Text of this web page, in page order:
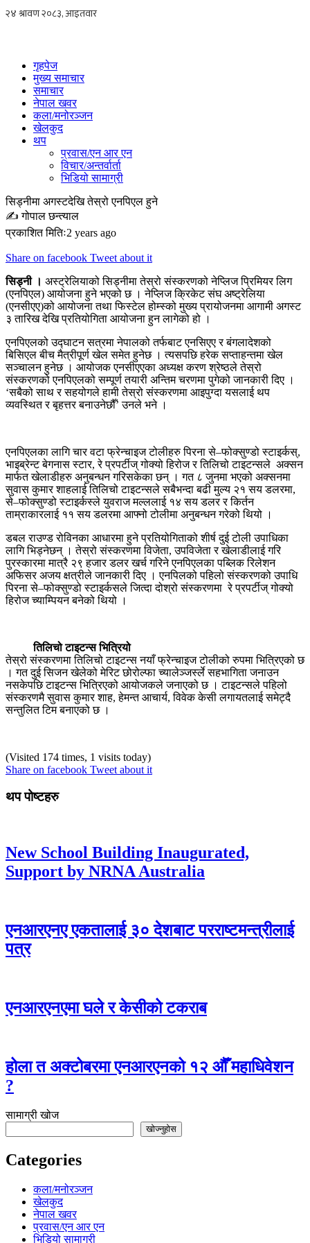
Skip
गृहपेज
मुख्य समाचार
समाचार
नेपाल खवर
कला/मनोरञ्जन
खेलकुद
थप
प्रवास/एन आर एन
विचार/अन्तर्वार्ता
भिडियो सामाग्री
सिड्नीमा अगस्टदेखि तेस्रो एनपिएल हुने
✍ गोपाल छन्त्याल
प्रकाशित मितिः2 years ago
Share on facebook Tweet about it
सिड्नी । अस्ट्रेलियाको सिड्नीमा तेस्रो संस्करणको नेप्लिज प्रिमियर लिग
(एनपिएल) आयोजना हुने भएको छ । नेप्लिज क्रिकेट संघ अष्ट्रेलिया
(एनसीएए)को आयोजना तथा फिस्टेल होम्स्को मुख्य प्रायोजनमा आगामी अगस्ट
३ तारिख देखि प्रतियोगिता आयोजना हुन लागेको हो ।
एनपिएलको उद्घाटन सत्रमा नेपालको तर्फबाट एनसिएए र बंगलादेशको
बिसिएल बीच मैत्रीपूर्ण खेल समेत हुनेछ । त्यसपछि हरेक सप्ताहन्तमा खेल
सञ्चालन हुनेछ । आयोजक एनसीएएका अध्यक्ष करण श्रेष्ठले तेस्रो
संस्करणको एनपिएलको सम्पूर्ण तयारी अन्तिम चरणमा पुगेको जानकारी दिए ।
‘सबैको साथ र सहयोगले हामी तेस्रो संस्करणमा आइपुग्दा यसलाई थप
व्यवस्थित र बृहत्तर बनाउनेछौँ’ उनले भने ।
एनपिएलका लागि चार वटा फ्रेन्चाइज टोलीहरु पिरना से–फोक्सुण्डो स्टाइर्कस्,
भाइब्रेन्ट बेगनास स्टार, रे प्रपर्टीज् गोक्यो हिरोज र तिलिचो टाइटन्सले अक्सन
मार्फत खेलाडीहरु अनुबन्धन गरिसकेका छन् । गत ८ जुनमा भएको अक्सनमा
सुवास कुमार शाहलाई तिलिचो टाइटन्सले सबैभन्दा बढी मुल्य २१ सय डलरमा,
से–फोक्सुण्डो स्टाइर्कस्ले युवराज मल्ललाई १४ सय डलर र किर्तन
ताम्राकारलाई ११ सय डलरमा आफ्नो टोलीमा अनुबन्धन गरेको थियो ।
डबल राउण्ड रोविनका आधारमा हुने प्रतियोगिताको शीर्ष दुई टोली उपाधिका
लागि भिड्नेछन् । तेस्रो संस्करणमा विजेता, उपविजेता र खेलाडीलाई गरि
पुरस्कारमा मात्रै २९ हजार डलर खर्च गरिने एनपिएलका पब्लिक रिलेशन
अफिसर अजय क्षत्रीले जानकारी दिए । एनपिलको पहिलो संस्करणको उपाधि
पिरना से–फोक्सुण्डो स्टाइर्कसले जित्दा दोश्रो संस्करणमा रे प्रपर्टीज् गोक्यो
हिरोज च्याम्पियन बनेको थियो ।
तिलिचो टाइटन्स भित्रियो
तेस्रो संस्करणमा तिलिचो टाइटन्स नयाँ फ्रेन्चाइज टोलीको रुपमा भित्रिएको छ
। गत दुई सिजन खेलेको मेरिट छोरोल्फा च्यालेञ्जर्स्ले सहभागिता जनाउन
नसकेपछि टाइटन्स भित्रिएको आयोजकले जनाएको छ । टाइटन्सले पहिलो
संस्करणमै सुवास कुमार शाह, हेमन्त आचार्य, विवेक केसी लगायतलाई समेट्दै
सन्तुलित टिम बनाएको छ ।
(Visited 174 times, 1 visits today)
Share on facebook Tweet about it
थप पोष्टहरु
New School Building Inaugurated,
Support by NRNA Australia
एनआरएनए एकतालाई ३० देशबाट परराष्टमन्त्रीलाई
पत्र
एनआरएनएमा घले र केसीको टकराब
होला त अक्टोबरमा एनआरएनको १२ औँ महाधिवेशन
?
सामाग्री खोज
खोज्नुहोस
Categories
कला/मनोरञ्जन
खेलकुद
नेपाल खवर
प्रवास/एन आर एन
भिडियो सामाग्री